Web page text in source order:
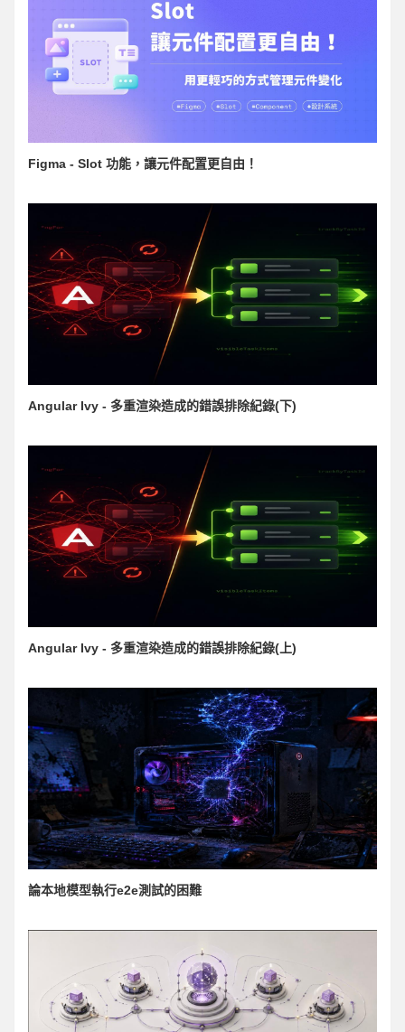
Figma - Slot 功能，讓元件配置更自由！
Angular Ivy - 多重渲染造成的錯誤排除紀錄(下)
Angular Ivy - 多重渲染造成的錯誤排除紀錄(上)
論本地模型執行e2e測試的困難